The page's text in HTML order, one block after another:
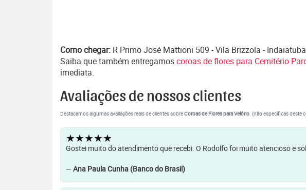
Como chegar: R Primo José Mattioni 509 - Vila Brizzola - Indaiatuba
Saiba que também entregamoscoroas de flores para Cemitério
imediata.
Avaliações de nossos clientes
Destacamos algumas avaliações reais de clientes sobreCoroas de Flores para Velório. (não específicas deste
★★★★★
Gostei muito do atendimento que recebi. O Rodolfo foi muito atencioso e
— Ana Paula Cunha (Banco do Brasil)